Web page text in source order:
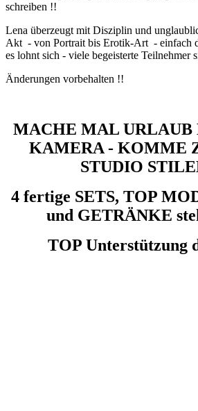
schreiben !!
Lena überzeugt mit Disziplin und
Akt - von Portrait bis Erotik-Art - einfach
es lohnt sich - viele begeisterte Teilnehmer
Änderungen vorbehalten !!
MACHE MAL URLAUB
KAMERA - KOMME
STUDIO
4 fertige SETS, TOP
und GETRÄNKE
TOP Unterstützung